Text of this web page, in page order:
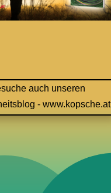
auch unseren
- www.kopsche.at